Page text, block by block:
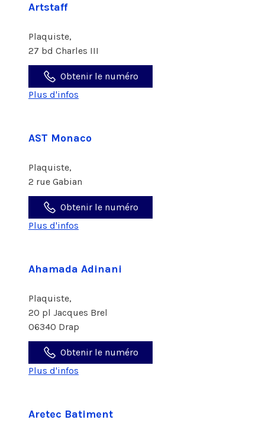
Artstaff
Plaquiste,
27 bd Charles III
Obtenir le numéro
Plus d'infos
AST Monaco
Plaquiste,
2 rue Gabian
Obtenir le numéro
Plus d'infos
Ahamada Adinani
Plaquiste,
20 pl Jacques Brel
06340 Drap
Obtenir le numéro
Plus d'infos
Aretec Batiment